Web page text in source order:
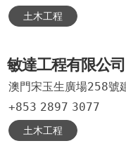
土木工程
敏達工程有限公司
澳門宋玉生廣場258
+853 2897 3077
土木工程